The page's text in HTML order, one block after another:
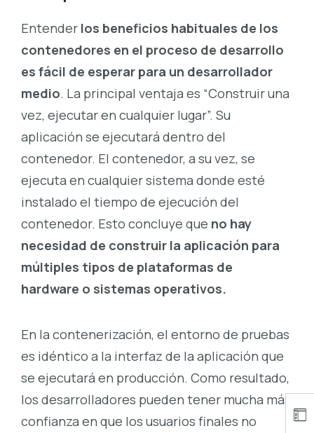
Entender los beneficios habituales de los
contenedores en el proceso de desarrollo
es fácil de esperar para un desarrollador
medio. La principal ventaja es “Construir una
vez, ejecutar en cualquier lugar”. Su
aplicación se ejecutará dentro del
contenedor. El contenedor, a su vez, se
ejecuta en cualquier sistema donde esté
instalado el tiempo de ejecución del
contenedor. Esto concluye que no hay
necesidad de construir la aplicación para
múltiples tipos de plataformas de
hardware o sistemas operativos.
En la contenerización, el entorno de pruebas
es idéntico a la interfaz de la aplicación que
se ejecutará en producción. Como resultado,
los desarrolladores pueden tener mucha más
confianza en que los usuarios finales no